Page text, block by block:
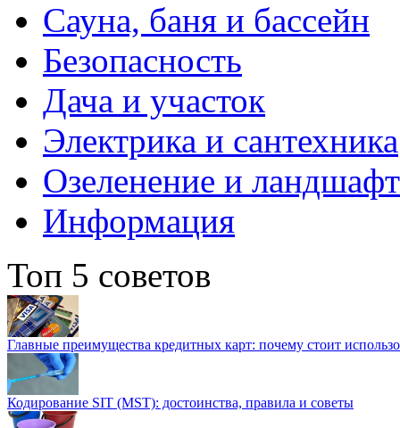
Сауна, баня и бассейн
Безопасность
Дача и участок
Электрика и сантехника
Озеленение и
Информация
Топ 5 советов
Главные преимущества кредитных карт: почему стоит
Кодирование SIT (MST): достоинства, правила и советы